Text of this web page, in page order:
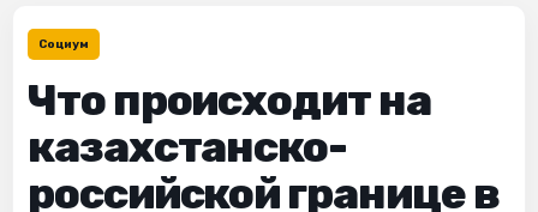
Социум
Что происходит на
казахстанско-
российской границе в